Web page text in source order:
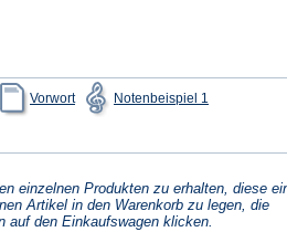
Vorwort
(Öffnet
in
einem
Tab)
Notenbeispiel 1in
Tab)
einzelnen Produkten zu erhalten, diese
Artikel in den Warenkorb zu legen, die
auf den Einkaufswagen klicken.